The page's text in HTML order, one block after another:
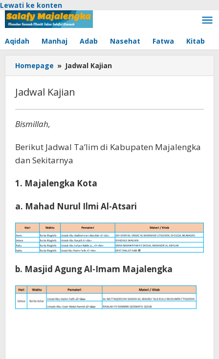
Lewati ke konten
Aqidah Manhaj Adab Nasehat Fatwa Kitab
Homepage » Jadwal Kajian
Jadwal Kajian
April
11,
admin
Bismillah,
Berikut Jadwal Ta’lim di Kabupaten Majalengka
dan Sekitarnya
1. Majalengka Kota
a. Mahad Nurul Ilmi Al-Atsari
b. Masjid Agung Al-Imam Majalengka